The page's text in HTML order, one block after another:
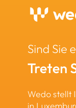
Sind Sie
Treten
Wedo stellt